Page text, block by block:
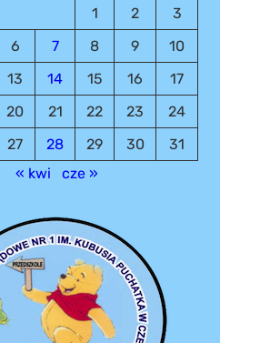
1
2
3
6 7 8 9
10
13 14 15 16
17
20 21 22 23
24
27 28 29 30
31
« kwi
cze »